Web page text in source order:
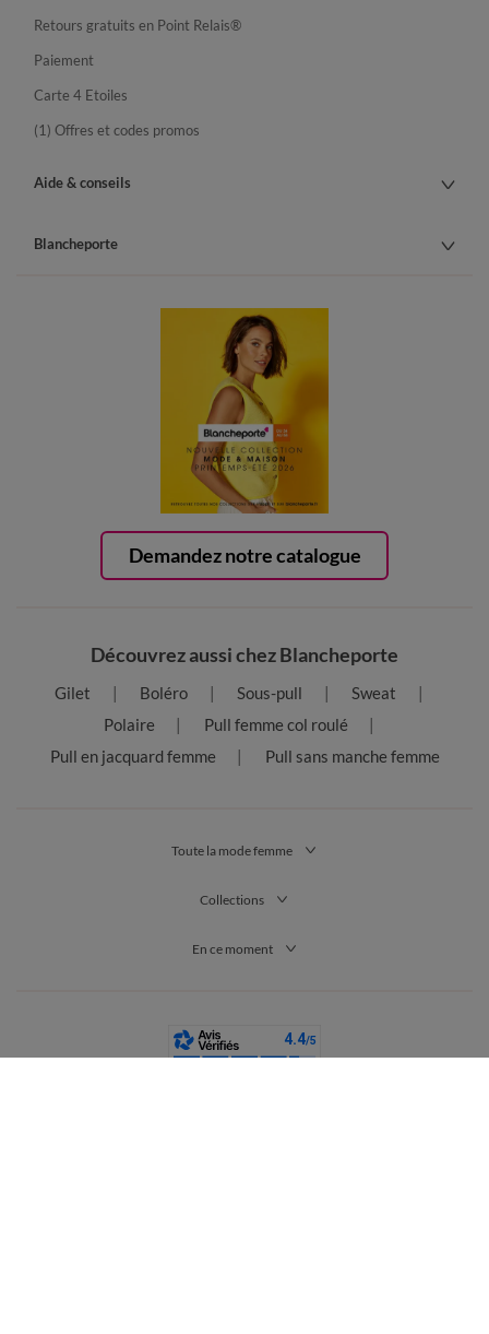
Demandez notre catalogue
Retours gratuits en Point Relais®
Paiement
Carte 4 Etoiles
(1) Offres et codes promos
Aide & conseils
Blancheporte
Découvrez aussi chez Blancheporte
Gilet Boléro Sous-pull
Sweat
Polaire
Pull femme col roulé
Pull en jacquard femme
Pull sans manche femme
Toute la mode femme
Collections
En ce moment